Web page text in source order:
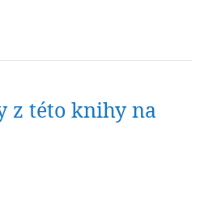
z této knihy na